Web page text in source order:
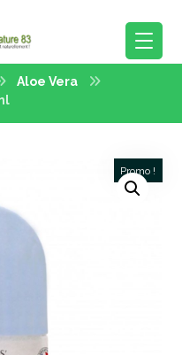
Aloe Vera
Promo !